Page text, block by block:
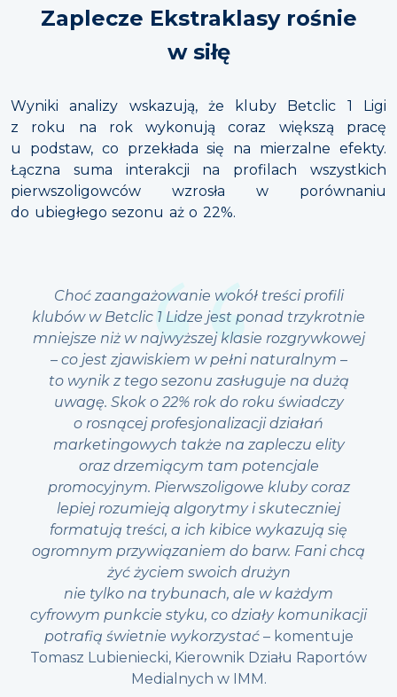
Zaplecze Ekstraklasy rośnie
w siłę
Wyniki analizy wskazują, że kluby Betclic 1 Ligi
z roku na rok wykonują coraz większą pracę
u podstaw, co przekłada się na mierzalne efekty.
Łączna suma interakcji na profilach wszystkich
pierwszoligowców wzrosła w porównaniu
do ubiegłego sezonu aż o 22%.
Choć zaangażowanie wokół treści profili
klubów w Betclic 1 Lidze jest ponad trzykrotnie
mniejsze niż w najwyższej klasie rozgrywkowej
– co jest zjawiskiem w pełni naturalnym –
to wynik z tego sezonu zasługuje na dużą
uwagę. Skok o 22% rok do roku świadczy
o rosnącej profesjonalizacji działań
marketingowych także na zapleczu elity
oraz drzemiącym tam potencjale
promocyjnym. Pierwszoligowe kluby coraz
lepiej rozumieją algorytmy i skuteczniej
formatują treści, a ich kibice wykazują się
ogromnym przywiązaniem do barw. Fani chcą
żyć życiem swoich drużyn
nie tylko na trybunach, ale w każdym
cyfrowym punkcie styku, co działy komunikacji
potrafią świetnie wykorzystać– komentuje
Tomasz Lubieniecki, Kierownik Działu Raportów
Medialnych w IMM.